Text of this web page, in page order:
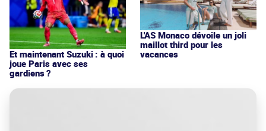
Et maintenant Suzuki : à quoi
joue Paris avec ses
gardiens ?
L'AS Monaco dévoile un joli
maillot third pour les
vacances